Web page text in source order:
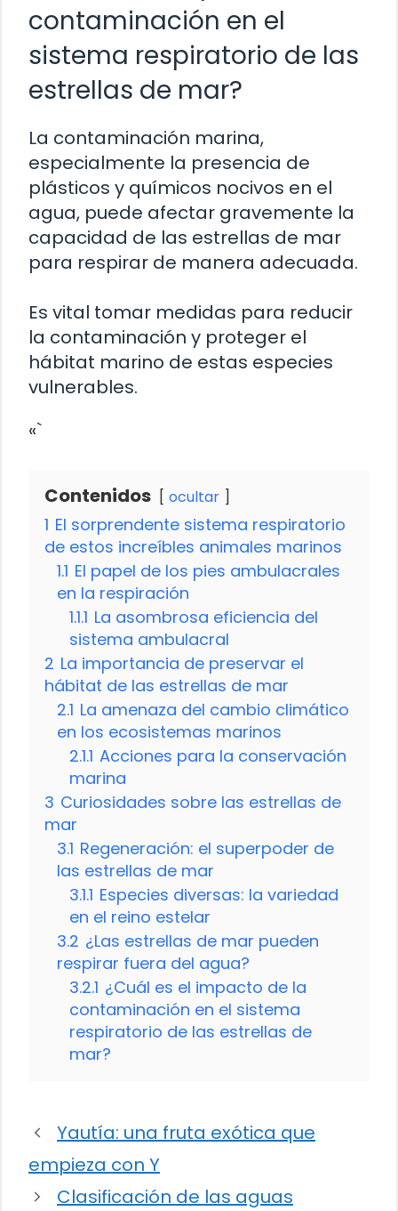
contaminación en el
sistema respiratorio de las
estrellas de mar?
La contaminación marina,
especialmente la presencia de
plásticos y químicos nocivos en el
agua, puede afectar gravemente la
capacidad de las estrellas de mar
para respirar de manera adecuada.
Es vital tomar medidas para reducir
la contaminación y proteger el
hábitat marino de estas especies
vulnerables.
«`
Contenidos ocultar
1 El sorprendente sistema respiratorio
de estos increíbles animales marinos
1.1 El papel de los pies ambulacrales
en la respiración
1.1.1 La asombrosa eficiencia del
sistema ambulacral
2 La importancia de preservar el
hábitat de las estrellas de mar
2.1 La amenaza del cambio climático
en los ecosistemas marinos
2.1.1 Acciones para la conservación
marina
3 Curiosidades sobre las estrellas de
mar
3.1 Regeneración: el superpoder de
las estrellas de mar
3.1.1 Especies diversas: la variedad
en el reino estelar
3.2 ¿Las estrellas de mar pueden
respirar fuera del agua?
3.2.1 ¿Cuál es el impacto de la
contaminación en el sistema
respiratorio de las estrellas de
mar?
Yautía: una fruta exótica que
empieza con Y
Clasificación de las aguas